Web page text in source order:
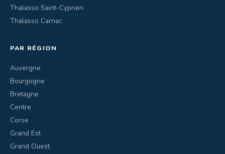
Thalasso Saint-Cyprien
Thalasso Carnac
PAR RÉGION
Auvergne
Bourgogne
Bretagne
Centre
Corse
Grand Est
Grand Ouest